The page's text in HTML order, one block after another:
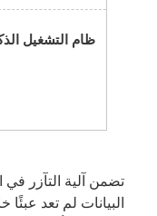
ظام التشغيل
تضمن آلية التآزر
البيانات لم تعد